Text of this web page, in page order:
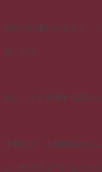
会社が軌道にのるよう、
る。とか
あと、人を管理する能力
仕事先で、人間関係がス
よく聞けるようになりた